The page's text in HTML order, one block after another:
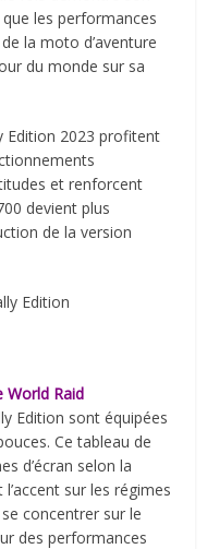
les performances
la moto d’aventure
du monde sur sa
Edition 2023 profitent
et renforcent
devient plus
de la version
Edition
World Raid
Edition sont équipées
Ce tableau de
d’écran selon la
sur les régimes
concentrer sur le
des performances